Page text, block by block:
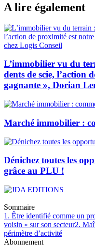
A lire également
L’immobilier vu du
dents de scie, l’action
gagnante », Dorian
Marché immobilier :
Dénichez toutes les
grâce au PLU !
Sommaire
1. Être identifié comme un
voisin » sur son secteur2.
périmètre d’activité
Abonnement